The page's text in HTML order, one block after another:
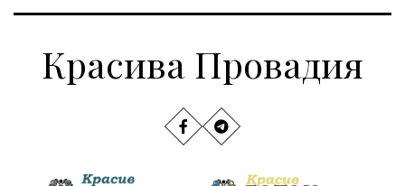
Красива Провадия